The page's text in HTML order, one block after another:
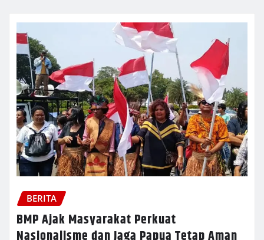
BERITA
BMP Ajak Masyarakat Perkuat